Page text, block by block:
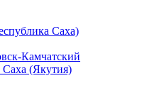
Саха)
Камчатский
Саха (Якутия)